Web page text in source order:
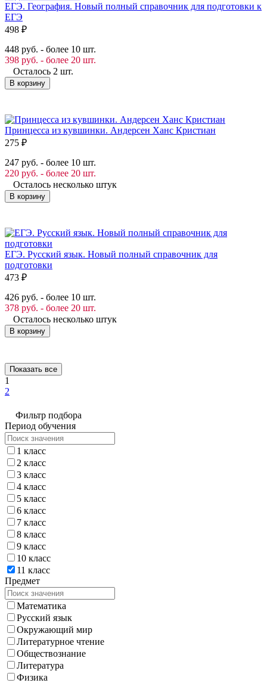
ЕГЭ. География. Новый полный справочник для подготовки к
ЕГЭ
498 ₽
448 руб. - более 10 шт.
398 руб. - более 20 шт.
Осталось 2 шт.
В корзину
Принцесса из кувшинки. Андерсен Ханс Кристиан
275 ₽
247 руб. - более 10 шт.
220 руб. - более 20 шт.
Осталось несколько штук
В корзину
ЕГЭ. Русский язык. Новый полный справочник для
подготовки
473 ₽
426 руб. - более 10 шт.
378 руб. - более 20 шт.
Осталось несколько штук
В корзину
Показать все
1
2
Фильтр подбора
Период обучения
1 класс
2 класс
3 класс
4 класс
5 класс
6 класс
7 класс
8 класс
9 класс
10 класс
11 класс
Предмет
Математика
Русский язык
Окружающий мир
Литературное чтение
Обществознание
Литература
Физика